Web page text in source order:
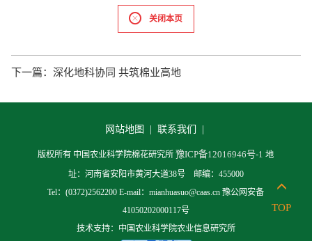
关闭本页
下一篇： 深化地科协同 共筑棉业高地
网站地图 | 联系我们 |
版权所有 中国农业科学院棉花研究所豫ICP备12016946号-1 地
址：河南省安阳市黄河大道38号 邮编：455000
Tel：(0372)2562200 E-mail：mianhuasuo@caas.cn 豫公网安备
41050202000117号
技术支持：中国农业科学院农业信息研究所
TOP